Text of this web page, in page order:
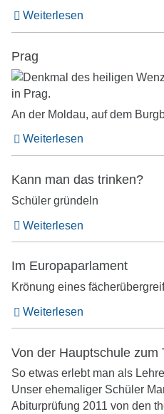
Weiterlesen
Prag
An der Moldau, auf dem
Weiterlesen
Kann man das trinken?
Schüler gründeln
Weiterlesen
Im Europaparlament
Krönung eines
Weiterlesen
Von der Hauptschule zum
So etwas erlebt man als
Unser ehemaliger Schüler
Abiturprüfung 2011 von den